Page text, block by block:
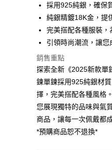
悠遊付
ATM付款
運送方式
黑貓宅急便
每筆NT$100，滿
採用925純銀，確保
純銀精鍍18K金，提
完美搭配各種服裝，
引領時尚潮流，讓您
銷售重點
探索全新《2025新款單
鍊單鍊採用925純銀材
擇，完美搭配各種風格
您展現獨特的品味與氣
商品，讓每一次佩戴都
*預購商品恕不退換*